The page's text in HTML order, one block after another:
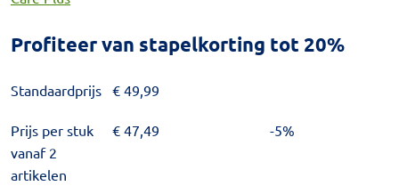
Profiteer van stapelkorting tot 20%
Standaardprijs € 49,99
Prijs per stuk
vanaf 2
artikelen
€ 47,49 -5%